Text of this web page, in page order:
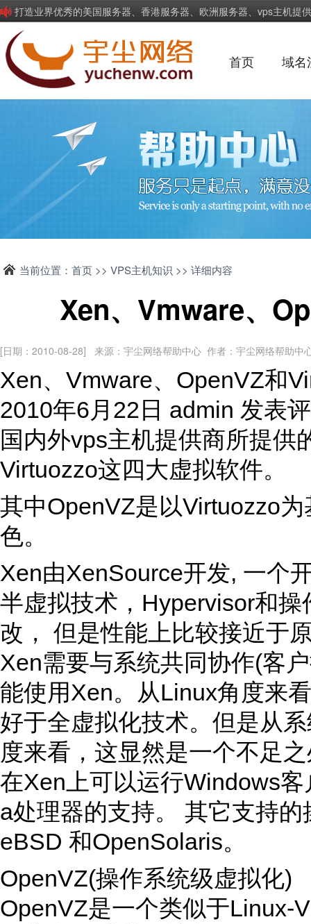
打造业界优秀的美国服务器、香港服务器、欧洲服务器、vps主机提
首页 域名
当前位置： 首页 >> VPS主机知识 >> 详细内容
Xen、Vmware、
[日期：2010-08-28] 来源：宇尘网络帮助中心 作者：宇尘网络帮助
Xen、Vmware、OpenVZ和
2010年6月22日 admin 发表
国内外vps主机提供商所提供
Virtuozzo这四大虚拟软件。
其中OpenVZ是以Virtuozzo
色。
Xen由XenSource开发, 一个
半虚拟技术，Hypervisor和
改， 但是性能上比较接近于
Xen需要与系统共同协作(客
能使用Xen。从Linux角度来
好于全虚拟化技术。但是从
度来看，这显然是一个不足
在Xen上可以运行Windows
a处理器的支持。 其它支持
eBSD 和OpenSolaris。
OpenVZ(操作系统级虚拟化)
OpenVZ是一个类似于Linux-